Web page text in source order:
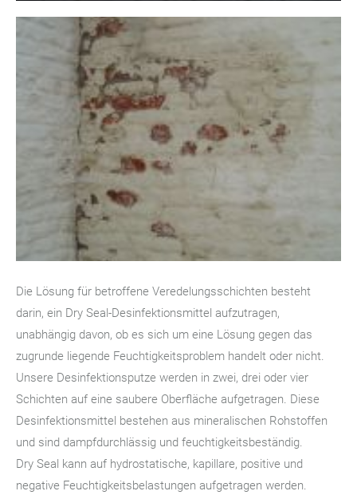
Die Lösung für betroffene Veredelungsschichten besteht
darin, ein Dry Seal-Desinfektionsmittel aufzutragen,
unabhängig davon, ob es sich um eine Lösung gegen das
zugrunde liegende Feuchtigkeitsproblem handelt oder nicht.
Unsere Desinfektionsputze werden in zwei, drei oder vier
Schichten auf eine saubere Oberfläche aufgetragen. Diese
Desinfektionsmittel bestehen aus mineralischen Rohstoffen
und sind dampfdurchlässig und feuchtigkeitsbeständig.
Dry Seal kann auf hydrostatische, kapillare, positive und
negative Feuchtigkeitsbelastungen aufgetragen werden.